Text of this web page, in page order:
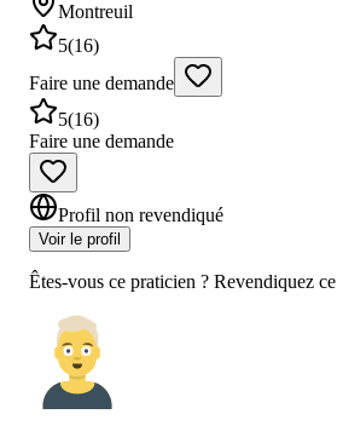
Montreuil
5(16)
Faire une demande
5(16)
Faire une demande
Profil non revendiqué
Voir le profil
Êtes-vous ce praticien ? Revendiquez